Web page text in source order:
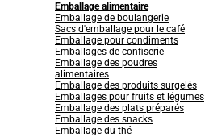
Emballage alimentaire
Emballage de boulangerie
Sacs d'emballage pour le café
Emballage pour condiments
Emballages de confiserie
Emballage des poudres
alimentaires
Emballage des produits surgelés
Emballages pour fruits et légumes
Emballage des plats préparés
Emballage des snacks
Emballage du thé